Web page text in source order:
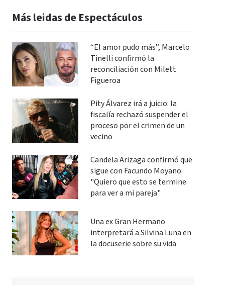
Más leidas de Espectáculos
“El amor pudo más”, Marcelo
Tinelli confirmó la
reconciliación con Milett
Figueroa
Pity Álvarez irá a juicio: la
fiscalía rechazó suspender el
proceso por el crimen de un
vecino
Candela Arizaga confirmó que
sigue con Facundo Moyano:
"Quiero que esto se termine
para ver a mi pareja"
Una ex Gran Hermano
interpretará a Silvina Luna en
la docuserie sobre su vida